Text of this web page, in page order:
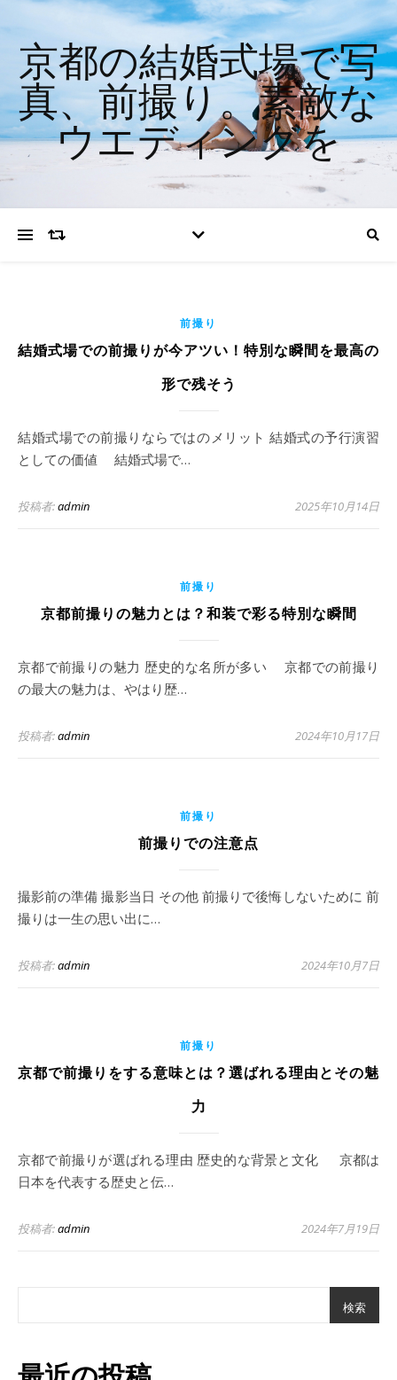
京都の結婚式場で写
真、前撮り。素敵な
ウエディングを
前撮り
結婚式場での前撮りが今アツい！特別な瞬間を最高の
形で残そう
結婚式場での前撮りならではのメリット 結婚式の予行演習
としての価値 結婚式場で…
投稿者:admin 2025年10月14日
前撮り
京都前撮りの魅力とは？和装で彩る特別な瞬間
京都で前撮りの魅力 歴史的な名所が多い 京都での前撮り
の最大の魅力は、やはり歴…
投稿者:admin 2024年10月17日
前撮り
前撮りでの注意点
撮影前の準備 撮影当日 その他 前撮りで後悔しないために 前
撮りは一生の思い出に…
投稿者:admin 2024年10月7日
前撮り
京都で前撮りをする意味とは？選ばれる理由とその魅
力
京都で前撮りが選ばれる理由 歴史的な背景と文化 京都は
日本を代表する歴史と伝…
投稿者:admin 2024年7月19日
検索